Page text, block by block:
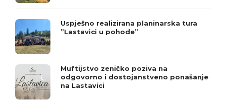
Uspješno realizirana planinarska tura
”Lastavici u pohode”
Muftijstvo zeničko poziva na
odgovorno i dostojanstveno ponašanje
na Lastavici